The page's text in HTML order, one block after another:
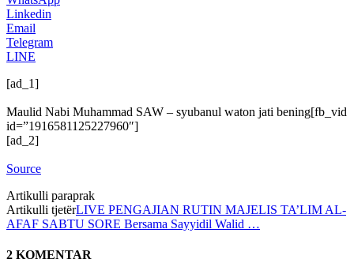
Linkedin
Email
Telegram
LINE
[ad_1]
Maulid Nabi Muhammad SAW – syubanul waton jati bening[fb_vid
id=”1916581125227960″]
[ad_2]
Source
Artikulli paraprak
Artikulli tjetërLIVE PENGAJIAN RUTIN MAJELIS TA’LIM AL-
AFAF SABTU SORE Bersama Sayyidil Walid …
2 KOMENTAR